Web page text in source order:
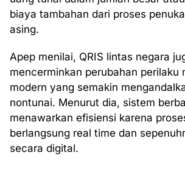
biaya tambahan dari proses
asing.
Apep menilai, QRIS lintas negara
mencerminkan perubahan perilaku
modern yang semakin
nontunai. Menurut dia, sistem
menawarkan efisiensi karena
berlangsung real time dan
secara digital.